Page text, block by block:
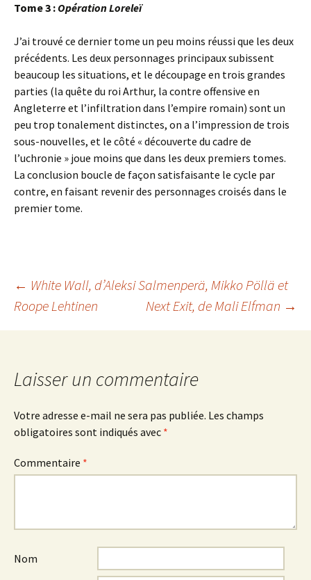
Tome 3 : Opération Loreleï
J’ai trouvé ce dernier tome un peu moins réussi que les deux
précédents. Les deux personnages principaux subissent
beaucoup les situations, et le découpage en trois grandes
parties (la quête du roi Arthur, la contre offensive en
Angleterre et l’infiltration dans l’empire romain) sont un
peu trop tonalement distinctes, on a l’impression de trois
sous-nouvelles, et le côté « découverte du cadre de
l’uchronie » joue moins que dans les deux premiers tomes.
La conclusion boucle de façon satisfaisante le cycle par
contre, en faisant revenir des personnages croisés dans le
premier tome.
Navigation
des
articles
← White Wall, d’Aleksi Salmenperä, Mikko Pöllä et
Roope Lehtinen
Next Exit, de Mali Elfman →
Laisser un commentaire
Votre adresse e-mail ne sera pas publiée. Les champs
obligatoires sont indiqués avec *
Commentaire *
Nom